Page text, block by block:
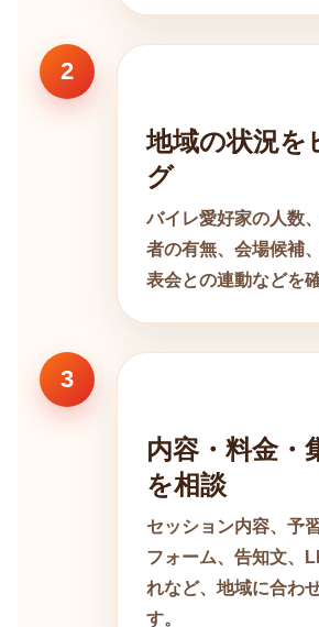
2
地域の状況を
グ
バイレ愛好家の人数
者の有無、会場候補
表会との連動などを
3
内容・料金・
を相談
セッション内容、予
フォーム、告知文、
れなど、地域に合わ
す。